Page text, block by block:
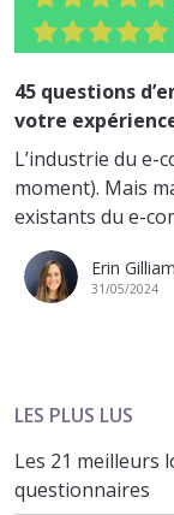
45 questions
votre
L’industrie du e-
moment). Mais
existants du e-
Erin
31/05/2024
LES PLUS LUS
Les 21 meilleurs
questionnaires